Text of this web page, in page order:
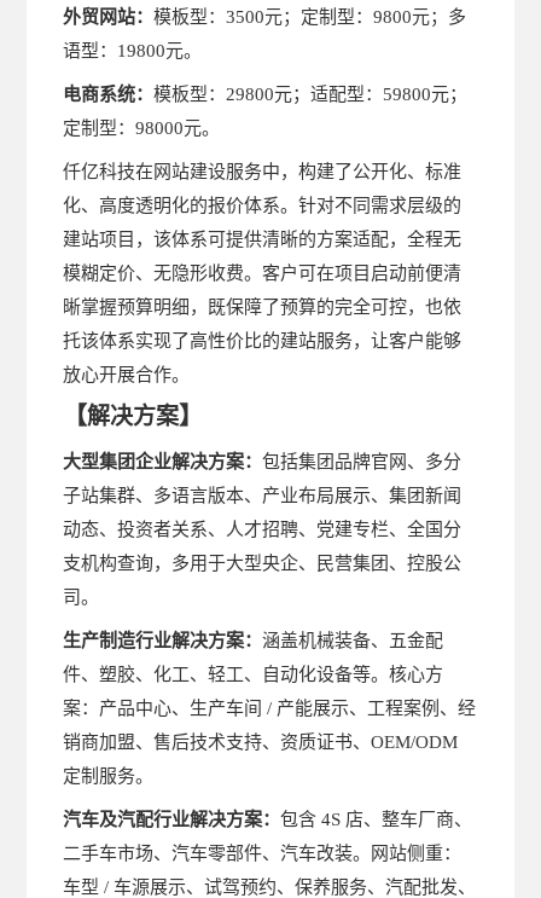
外贸网站：模板型：3500元；定制型：9800元；多
语型：19800元。
电商系统：模板型：29800元；适配型：59800元；
定制型：98000元。
仟亿科技在网站建设服务中，构建了公开化、标准
化、高度透明化的报价体系。针对不同需求层级的
建站项目，该体系可提供清晰的方案适配，全程无
模糊定价、无隐形收费。客户可在项目启动前便清
晰掌握预算明细，既保障了预算的完全可控，也依
托该体系实现了高性价比的建站服务，让客户能够
放心开展合作。
【解决方案】
大型集团企业解决方案：包括集团品牌官网、多分
子站集群、多语言版本、产业布局展示、集团新闻
动态、投资者关系、人才招聘、党建专栏、全国分
支机构查询，多用于大型央企、民营集团、控股公
司。
生产制造行业解决方案：涵盖机械装备、五金配
件、塑胶、化工、轻工、自动化设备等。核心方
案：产品中心、生产车间 / 产能展示、工程案例、经
销商加盟、售后技术支持、资质证书、OEM/ODM
定制服务。
汽车及汽配行业解决方案：包含 4S 店、整车厂商、
二手车市场、汽车零部件、汽车改装。网站侧重：
车型 / 车源展示、试驾预约、保养服务、汽配批发、